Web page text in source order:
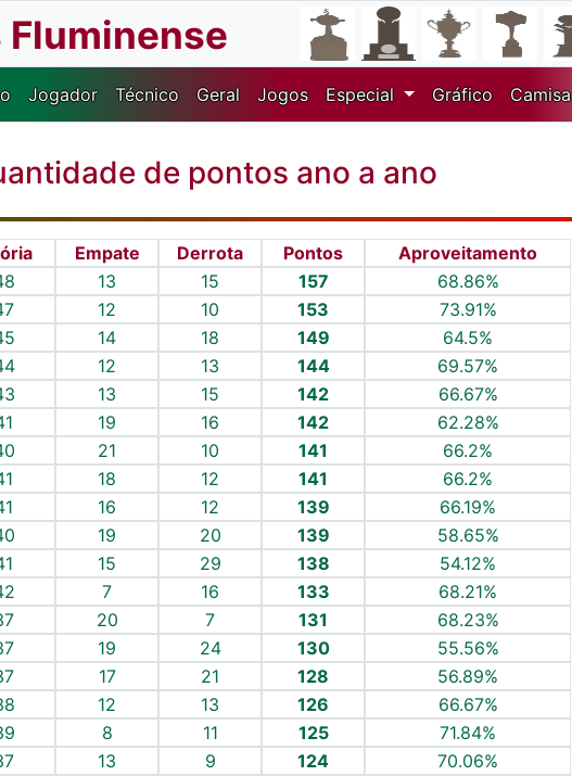
Jogador Técnico Geral Jogos Especial Gráfico Camisa
de pontos ano a ano
Empate Derrota Pontos
Aproveitamento
13 15 157
68.86%
12 10 153
73.91%
14 18 149
64.5%
12 13 144
69.57%
13 15 142
66.67%
19 16 142
62.28%
21 10 141
66.2%
18 12 141
66.2%
16 12 139
66.19%
19 20 139
58.65%
15 29 138
54.12%
7 16 133
68.21%
20 7 131
68.23%
19 24 130
55.56%
17 21 128
56.89%
12 13 126
66.67%
8 11 125
71.84%
13 9 124
70.06%